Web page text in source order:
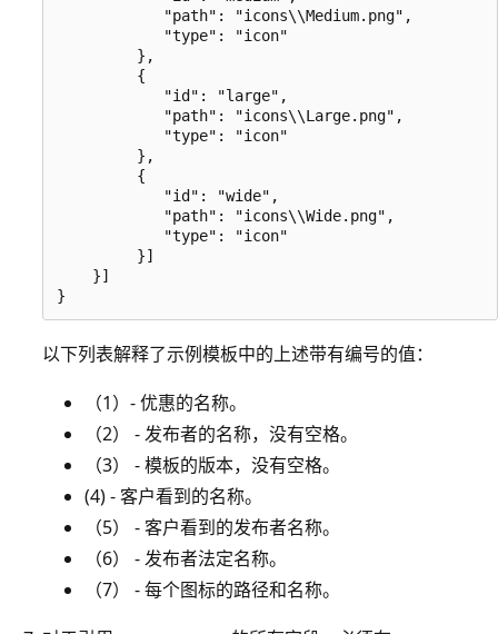
            "path": "icons\\Medium.png",
            "type": "icon"
         },
         {
            "id": "large",
            "path": "icons\\Large.png",
            "type": "icon"
         },
         {
            "id": "wide",
            "path": "icons\\Wide.png",
            "type": "icon"
         }]
    }]
以下列表解释了示例模板中的上述带有编号的值：
（1）- 优惠的名称。
（2） - 发布者的名称，没有空格。
（3） - 模板的版本，没有空格。
(4) - 客户看到的名称。
（5） - 客户看到的发布者名称。
（6） - 发布者法定名称。
（7） - 每个图标的路径和名称。